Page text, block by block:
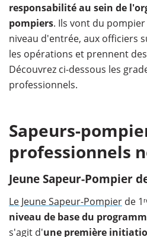
responsabilité au sein de
pompiers. Ils vont du
niveau d'entrée, aux officiers
les opérations et prennent
Découvrez ci-dessous les
professionnels.
Sapeurs-
professionnels
Jeune Sapeur-Pompier
Le Jeune Sapeur-Pompier de
niveau de base du
s'agit d'une première